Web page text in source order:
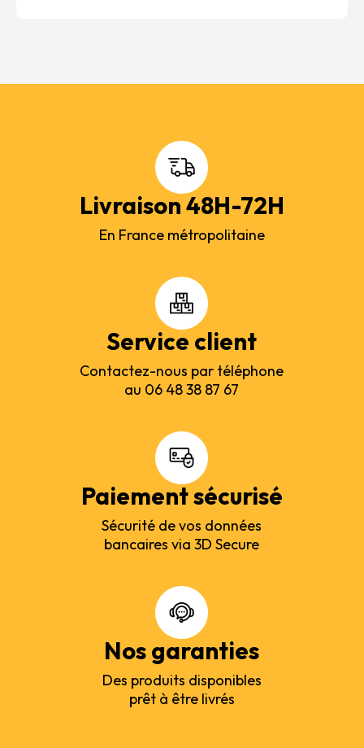
Livraison 48H-72H
En France métropolitaine
Service client
Contactez-nous par téléphone
au 06 48 38 87 67
Paiement sécurisé
Sécurité de vos données
bancaires via 3D Secure
Nos garanties
Des produits disponibles
prêt à être livrés